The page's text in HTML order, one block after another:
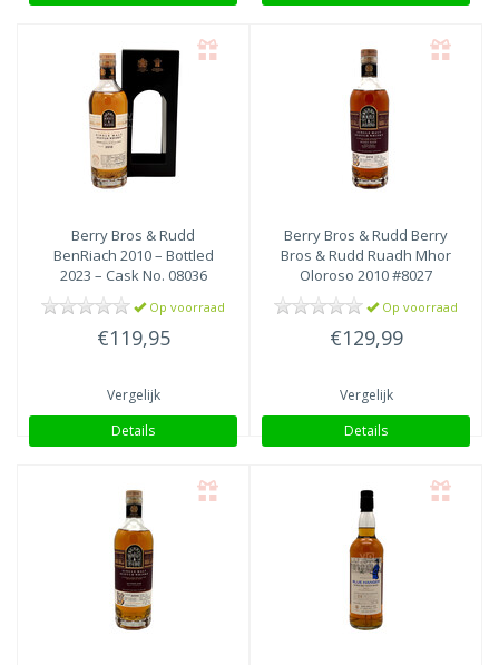
Berry Bros & Rudd
BenRiach 2010 – Bottled
2023 – Cask No. 08036
Op voorraad
€119,95
Vergelijk
Details
Berry Bros & Rudd Berry
Bros & Rudd Ruadh Mhor
Oloroso 2010 #8027
Op voorraad
€129,99
Vergelijk
Details